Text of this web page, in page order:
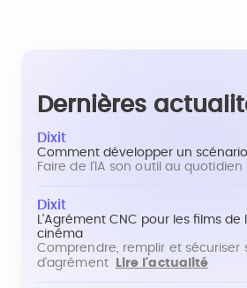
Dernières
Dixit
Comment développer un
Faire de l'IA son outil au quotidien
Dixit
L'Agrément CNC pour les films
cinéma
Comprendre, remplir et sécuriser
d'agrément
Lire l'actualité